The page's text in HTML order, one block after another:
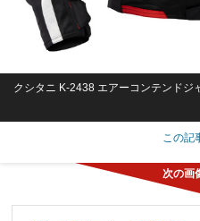
クシタニ K-2438 エアーコンテンドジ
この記